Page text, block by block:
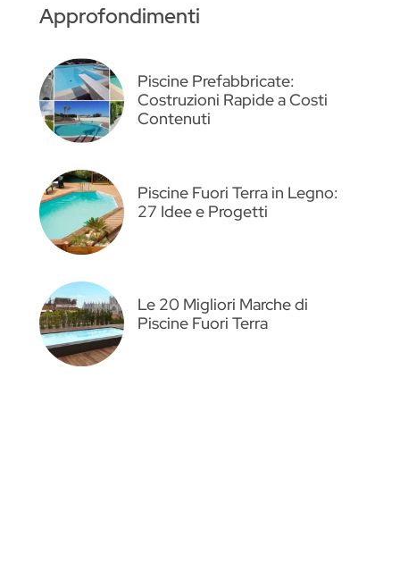
Approfondimenti
Piscine Prefabbricate:
Costruzioni Rapide a Costi
Contenuti
Piscine Fuori Terra in Legno:
27 Idee e Progetti
Le 20 Migliori Marche di
Piscine Fuori Terra